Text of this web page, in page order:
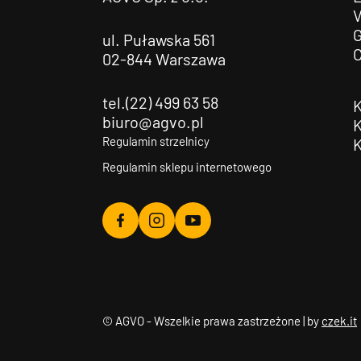
ul. Puławska 561
02-844 Warszawa
tel.(22) 499 63 58
biuro@agvo.pl
Regulamin strzelnicy
Regulamin sklepu internetowego
Agvo
Agvo
Agvo
© AGVO - Wszelkie prawa zastrzeżone | by czek.it